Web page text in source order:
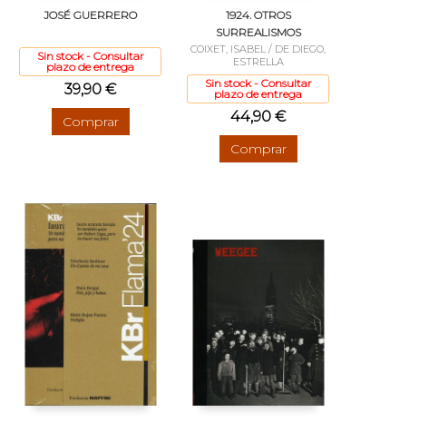
JOSÉ GUERRERO
Sin stock - Consultar
plazo de entrega
39,90 €
Comprar
1924. OTROS
SURREALISMOS
COIXET, ISABEL / DE DIEGO,
ESTRELLA
Sin stock - Consultar
plazo de entrega
44,90 €
Comprar